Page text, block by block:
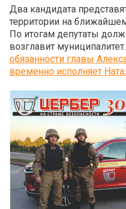
Два кандидата
территории на
По итогам депутаты
возглавит
обязанности главы
временно исполняет